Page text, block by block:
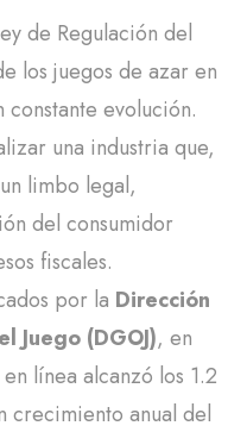
de Regulación del
los juegos de azar en
constante evolución.
una industria que,
limbo legal,
del consumidor
fiscales.
por la Dirección
Juego (DGOJ), en
línea alcanzó los 1.2
crecimiento anual del